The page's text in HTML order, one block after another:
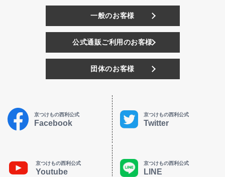
一般のお客様
公式通販ご利用のお客様
団体のお客様
京つけもの西利公式
Facebook
京つけもの西利公式
Twitter
京つけもの西利公式
Youtube
京つけもの西利公式
LINE